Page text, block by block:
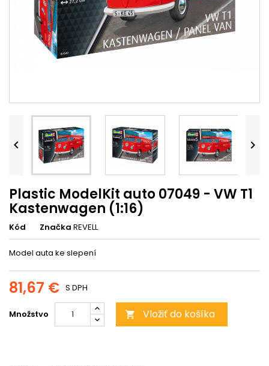
 
Plastic ModelKit auto 07049 - VW T1
Kastenwagen (1:16)
Kód Značka REVELL
Model auta ke slepení
81,67 € S DPH
Množstvo  Vložiť do košíka